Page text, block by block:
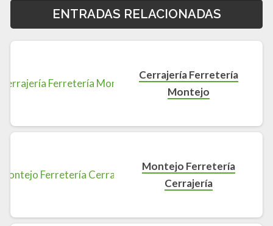
ENTRADAS RELACIONADAS
Cerrajería Ferretería
Montejo
Montejo Ferretería
Cerrajería